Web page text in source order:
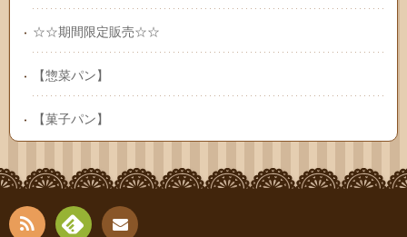
☆☆期間限定販売☆☆
【惣菜パン】
【菓子パン】